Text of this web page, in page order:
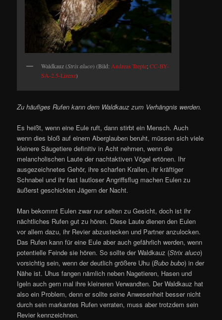
Waldkauz (Strix aluco) (Bild:Andreas Trepte;CC-BY-
SA-2.5-Lizenz)
Zu häufiges Rufen kann dem Waldkauz zum Verhängnis werden.
Es heißt, wenn eine Eule ruft, dann stirbt ein Mensch. Auch
wenn dies bloß auf einem Aberglauben beruht, müssen sich viele
kleinere Säugetiere definitiv in Acht nehmen, wenn die
melancholischen Laute der nachtaktiven Vögel ertönen. Ihr
ausgezeichnetes Gehör, ihre scharfen Krallen, ihr kräftiger
Schnabel und ihr fast lautloser Angriffsflug machen Eulen zu
äußerst geschickten Jägern der Nacht.
Man bekommt Eulen zwar nur selten zu Gesicht, doch ist ihr
nächtliches Rufen gut zu hören. Diese Laute dienen den Eulen
vor allem dazu, ihr Revier abzustecken und Partner anzulocken.
Das Rufen kann für eine Eule aber auch gefährlich werden, wenn
potentielle Feinde sie hören. So sollte der Waldkauz (Strix aluco)
vorsichtig sein, wenn der deutlich größere Uhu (Bubo bubo) in der
Nähe ist. Uhus fangen nämlich neben Nagetieren, Hasen und
Igeln auch gern mal ihre kleineren Verwandten. Der Waldkauz hat
also ein Problem, denn er sollte seine Anwesenheit besser nicht
durch sein markantes Rufen verraten, muss aber trotzdem sein
Revier kennzeichnen.